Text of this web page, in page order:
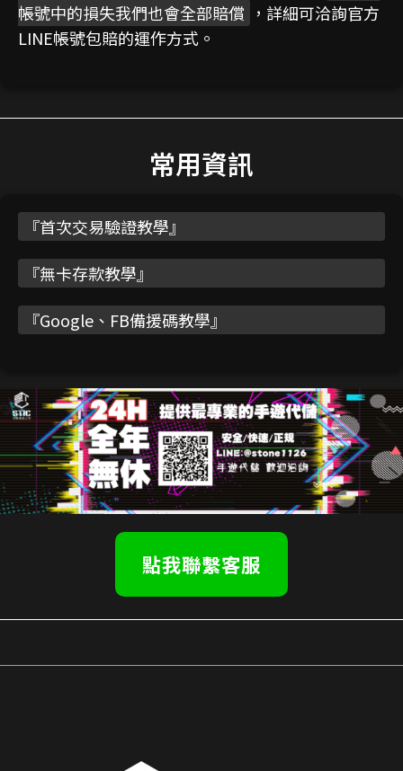
帳號中的損失我們也會全部賠償 ，詳細可洽詢官方
LINE帳號包賠的運作方式。
常用資訊
『首次交易驗證教學』
『無卡存款教學』
『Google、FB備援碼教學』
點我聯繫客服